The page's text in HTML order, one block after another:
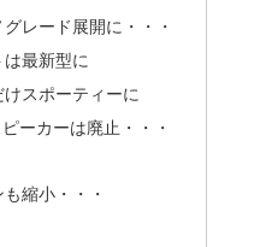
レード展開に・・・
最新型に
スポーティーに
ーカーは廃止・・・
縮小・・・